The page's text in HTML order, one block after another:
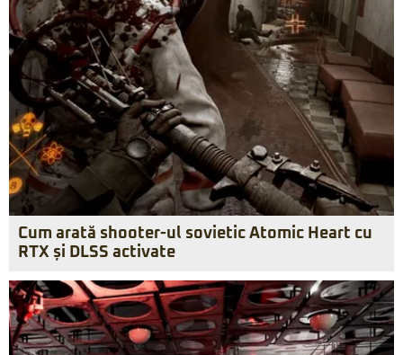
Cum arată shooter-ul sovietic Atomic Heart cu
RTX și DLSS activate